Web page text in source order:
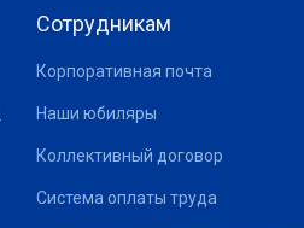
Сотрудникам
Корпоративная почта
Наши юбиляры
Коллективный договор
Система оплаты труда